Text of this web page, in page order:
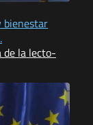
bienestar
de la lecto-